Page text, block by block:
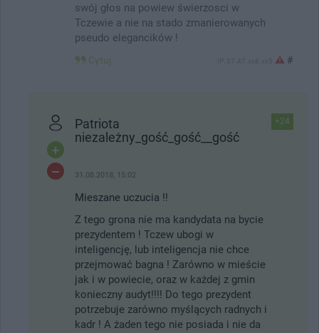
swój głos na powiew świerzosci w
Tczewie a nie na stado zmanierowanych
pseudo elegancików !
Cytuj #
+24
Patriota
niezależny_gość_gość__gość
31.08.2018, 15:02
Mieszane uczucia !!
Z tego grona nie ma kandydata na bycie
prezydentem ! Tczew ubogi w
inteligencję, lub inteligencja nie chce
przejmować bagna ! Zarówno w mieście
jak i w powiecie, oraz w każdej z gmin
konieczny audyt!!!! Do tego prezydent
potrzebuje zarówno myślących radnych i
kadr ! A żaden tego nie posiada i nie da